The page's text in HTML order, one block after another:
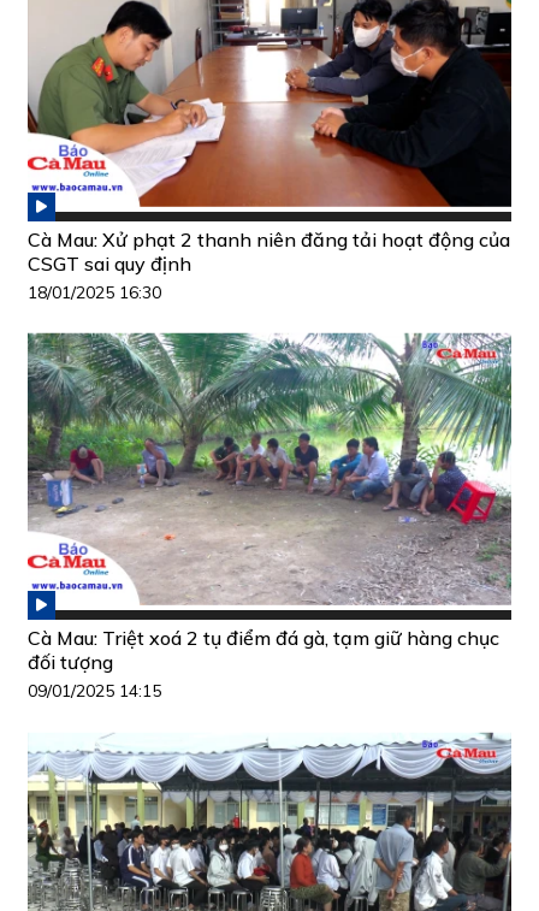
Cà Mau: Xử phạt 2 thanh niên đăng tải hoạt động của
CSGT sai quy định
18/01/2025 16:30
Cà Mau: Triệt xoá 2 tụ điểm đá gà, tạm giữ hàng chục
đối tượng
09/01/2025 14:15